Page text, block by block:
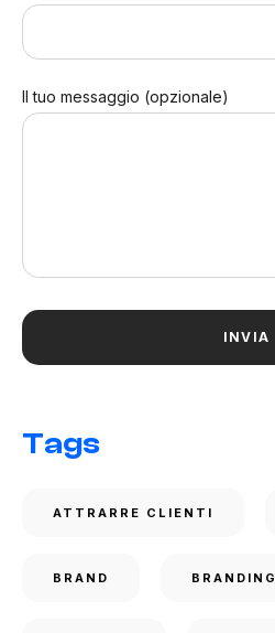
Il tuo messaggio (opzionale)
Tags
ATTRARRE CLIENTI
BRAND BRANDING